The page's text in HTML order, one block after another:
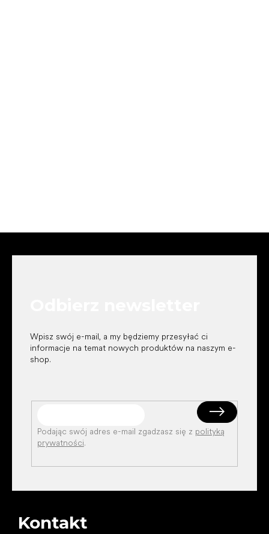
Wpisz swój e-mail, a my będziemy przesyłać ci
informacje na temat nowych produktów na naszym e-
shop.
Podając swój adres e-mail zgadzasz się z polityką
prywatności.
Kontakt